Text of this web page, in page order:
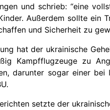
und schrieb: “eine
Außerdem sollte ein
und Sicherheit zu
hat der ukrainische
Kampfflugzeuge zu
darunter sogar einer
setzte der